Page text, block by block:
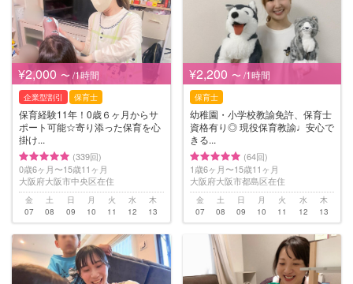
¥2,000 〜 /1時間
企業型割引 保育士
保育経験11年！0歳６ヶ月からサ
ポート可能☆寄り添った保育を心
掛け...
(339回)
0歳6ヶ月〜15歳11ヶ月
大阪府大阪市中央区在住
金
07
土
08
日
09
月
10
火
11
水
12
木
13
¥2,200 〜 /1時間
保育士
幼稚園・小学校教諭免許、保育士
資格有り◎ 現役保育教諭♩安心で
きる...
(64回)
1歳6ヶ月〜15歳11ヶ月
大阪府大阪市都島区在住
金
07
土
08
日
09
月
10
火
11
水
12
木
13